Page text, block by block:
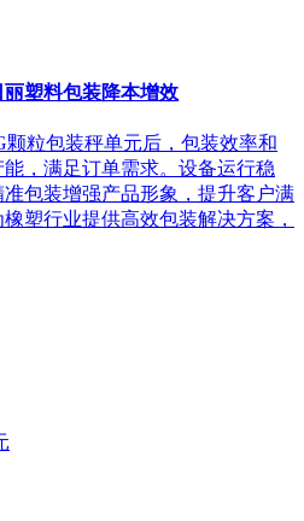
塑料包装降本增效
粒包装秤单元后，包装效率和
，满足订单需求。设备运行稳
包装增强产品形象，提升客户满
塑行业提供高效包装解决方案，